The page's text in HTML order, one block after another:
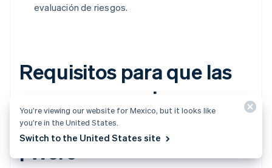
evaluación de riesgos.
Requisitos para que las
empresas comiencen a
aceptar pagos con iDEAL
| Wero
You’re viewing our website for Mexico, but it looks like
you’re in the United States.
Switch to the United States site